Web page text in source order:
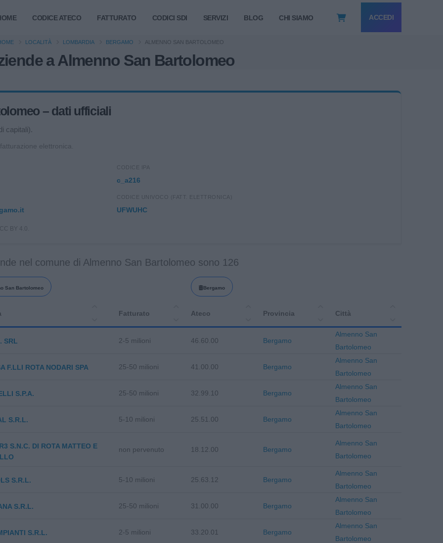
CODICE ATECO FATTURATO CODICI SDI SERVIZI BLOG CHI SIAMO ACCEDI
a Almenno San Bartolomeo
LOCALITÀ LOMBARDIA BERGAMO ALMENNO SAN BARTOLOMEO
– dati ufficiali
capitali).
elettronica.
CODICE IPA
c_a216
CODICE UNIVOCO (FATT. ELETTRONICA)
UFWUHC
BY 4.0.
nel comune di Almenno San Bartolomeo sono 126
San Bartolomeo Bergamo
Fatturato Ateco Provincia Città
SRL 2-5 milioni 46.60.00 Bergamo
Almenno San
Bartolomeo
F.LLI ROTA NODARI SPA 25-50 milioni 41.00.00 Bergamo
Almenno San
Bartolomeo
S.P.A. 25-50 milioni 32.99.10 Bergamo
Almenno San
Bartolomeo
S.R.L. 5-10 milioni 25.51.00 Bergamo
Almenno San
Bartolomeo
S.N.C. DI ROTA MATTEO E
non pervenuto 18.12.00 Bergamo
Almenno San
Bartolomeo
S.R.L. 5-10 milioni 25.63.12 Bergamo
Almenno San
Bartolomeo
S.R.L. 25-50 milioni 31.00.00 Bergamo
Almenno San
Bartolomeo
S.R.L. 2-5 milioni 33.20.01 Bergamo
Almenno San
Bartolomeo